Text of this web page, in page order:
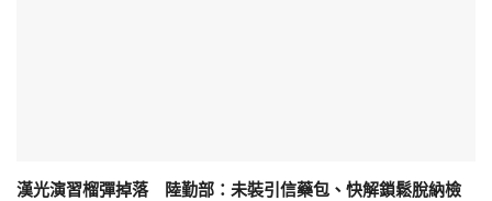
漢光演習榴彈掉落 陸勤部：未裝引信藥包、快解鎖鬆脫納檢